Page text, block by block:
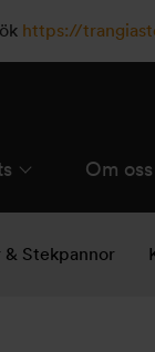
https://
Om oss
Stekpannor